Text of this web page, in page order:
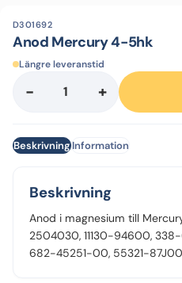
D301692
Anod Mercury 4-5hk
Längre leveranstid
-
Anod
5hk
+
BeskrivningInformation
Beskrivning
Anod i magnesium till
2504030, 11130-94600,
682-45251-00, 55321-